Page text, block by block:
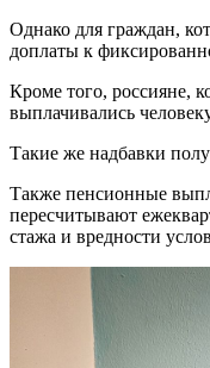
Однако для граждан,
доплаты к
Кроме того, россияне,
выплачивались
Такие же надбавки
Также пенсионные
пересчитывают
стажа и вредности